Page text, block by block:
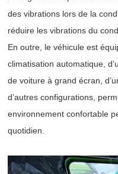
des vibrations lors de la
réduire les vibrations du
En outre, le véhicule est
climatisation automatique,
de voiture à grand écran,
d’autres configurations,
environnement confortable
quotidien.